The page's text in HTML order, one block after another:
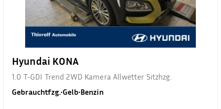
Hyundai KONA
1.0 T-GDI Trend 2WD Kamera Allwetter Sitzhzg.
Gebrauchtfzg.•Gelb•Benzin